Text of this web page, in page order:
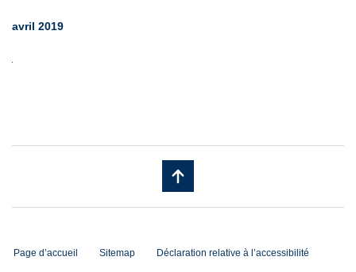
avril 2019
Page d’accueil Sitemap Déclaration relative à l’accessibilité